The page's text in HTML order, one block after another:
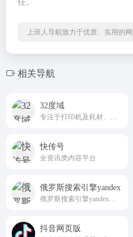
任。
上班人导航致力于优质、实用的
相关导航
32度域
快传号
全资讯类内容平台
俄罗斯搜索引擎yandex
抖音网页版